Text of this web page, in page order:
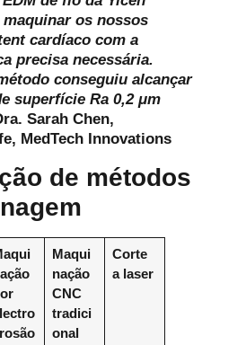
os nossos
cardíaco com a
precisa necessária.
conseguiu alcançar
superfície Ra 0,2 μm
Sarah Chen,
MedTech Innovations
de métodos
Maqui
nação
CNC
tradici
onal
Corte
a laser